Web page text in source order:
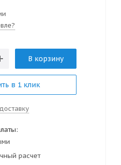
В корзину
в 1 клик
расчет